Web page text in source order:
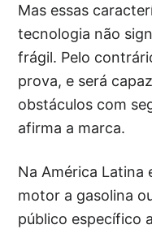
Mas essas
tecnologia não
frágil. Pelo
prova, e será
obstáculos com
afirma a marca.
Na América Latina
motor a gasolina
público específico